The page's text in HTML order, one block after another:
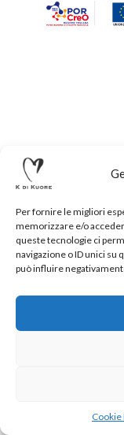
Per fornire le migliori
memorizzare e/o
queste tecnologie ci
navigazione o ID unici
può influire
Cookie